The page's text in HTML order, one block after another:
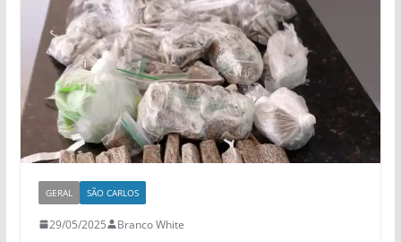
GERAL SÃO CARLOS
29/05/2025 Branco White